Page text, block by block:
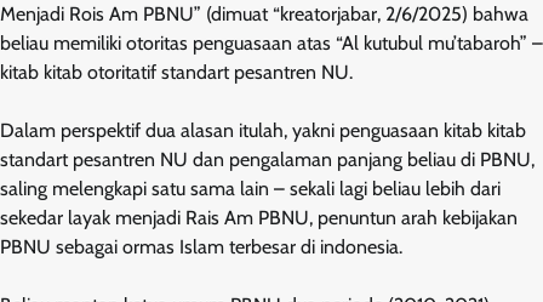
Menjadi Rois Am PBNU” (dimuat “kreatorjabar, 2/6/2025) bahwa
beliau memiliki otoritas penguasaan atas “Al kutubul mu’tabaroh” –
kitab kitab otoritatif standart pesantren NU.
Dalam perspektif dua alasan itulah, yakni penguasaan kitab kitab
standart pesantren NU dan pengalaman panjang beliau di PBNU,
saling melengkapi satu sama lain – sekali lagi beliau lebih dari
sekedar layak menjadi Rais Am PBNU, penuntun arah kebijakan
PBNU sebagai ormas Islam terbesar di indonesia.